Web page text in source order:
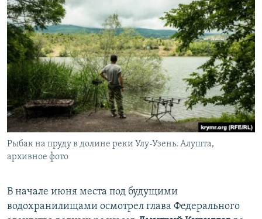
Рыбак на пруду в долине реки Улу-Узень. Алушта,
архивное фото
В начале июня места под будущими
водохранилищами осмотрел глава Федерального